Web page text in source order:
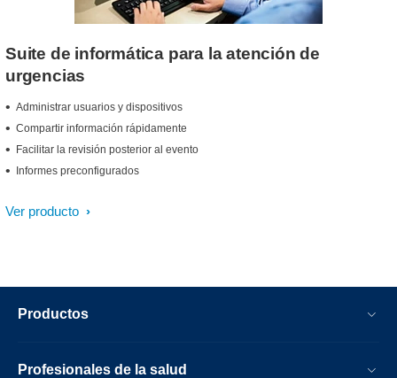
Suite de informática para la atención de
urgencias
Administrar usuarios y dispositivos
Compartir información rápidamente
Facilitar la revisión posterior al evento
Informes preconfigurados
Ver producto
Productos
Profesionales de la salud